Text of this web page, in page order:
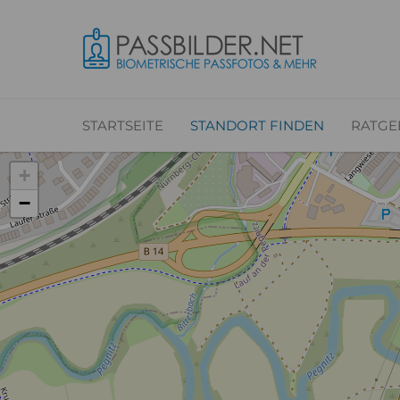
STARTSEITE STANDORT FINDEN
+
−